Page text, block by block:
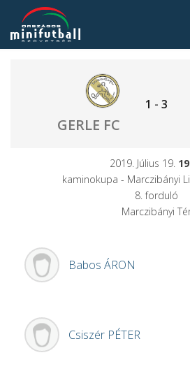
GERLE FC
1 - 3
2019. Július 19.
kaminokupa - Marczibányi
8. forduló
Marczibányi
Babos ÁRON
Csiszér PÉTER